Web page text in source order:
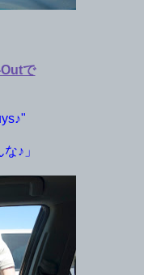
で
♪」